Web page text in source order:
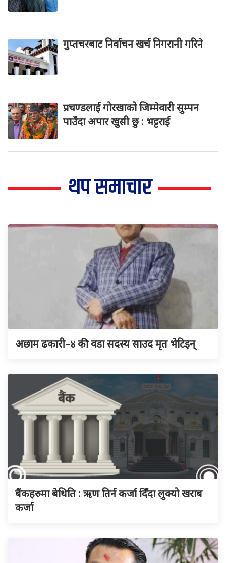
गुप्तचरबाट निर्वाचन खर्च निगरानी गरिने
प्रचण्डलाई गोरखाको जिम्मेवारी सुम्पन
पाउँदा अपार खुसी छु : भट्टराई
थप समाचार
अछाम ढकारी–४ की वडा सदस्य साउद मृत भेटिइन्
बैंकहरुमा बेथिति : ऋण तिर्न कर्जा दिँदा लुक्यो खराब
कर्जा